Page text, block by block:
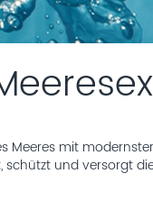
Meeres mit
schützt und versorgt